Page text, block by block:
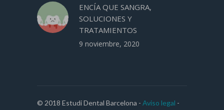
ENCÍA QUE SANGRA,
SOLUCIONES Y
TRATAMIENTOS
9 noviembre, 2020
© 2018 Estudi Dental Barcelona - Aviso legal -